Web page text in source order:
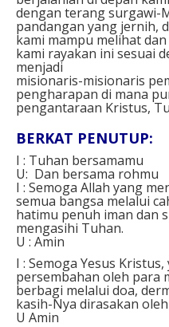
dengan terang surgawi-
pandangan yang jernih,
kami mampu melihat
kami rayakan ini sesuai
menjadi
misionaris-misionaris
pengharapan di mana
pengantaraan Kristus,
BERKAT PENUTUP:
I : Tuhan bersamamu
U: Dan bersama rohmu
I : Semoga Allah yang
semua bangsa melalui
hatimu penuh iman dan
mengasihi Tuhan.
U : Amin
I : Semoga Yesus
persembahan oleh para
berbagi melalui doa,
kasih-Nya dirasakan
U Amin